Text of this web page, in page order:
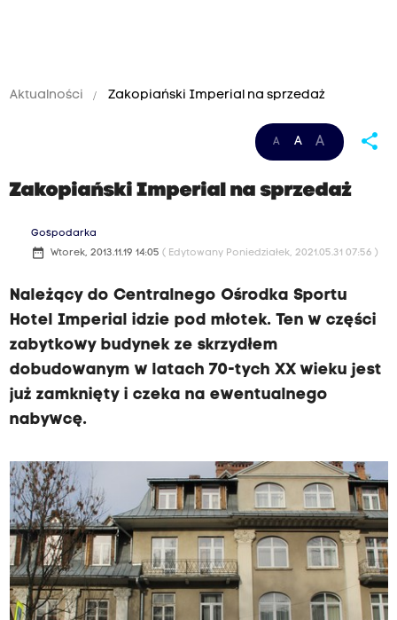
Aktualności Zakopiański Imperial na sprzedaż
A A A share
Zakopiański Imperial na sprzedaż
Gospodarka
date_range Wtorek, 2013.11.19 14:05 ( Edytowany Poniedziałek, 2021.05.31 07:56 )
Należący do Centralnego Ośrodka Sportu
Hotel Imperial idzie pod młotek. Ten w części
zabytkowy budynek ze skrzydłem
dobudowanym w latach 70-tych XX wieku jest
już zamknięty i czeka na ewentualnego
nabywcę.